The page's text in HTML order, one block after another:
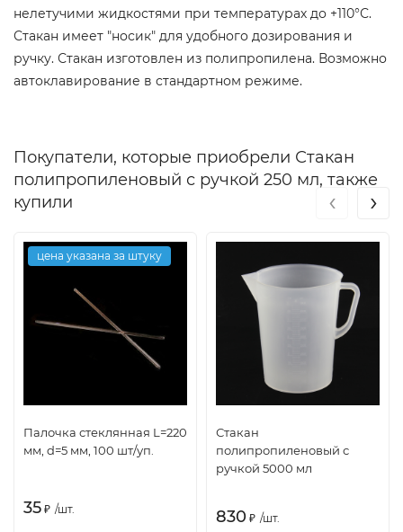
нелетучими жидкостями при температурах до +110°С.
Стакан имеет "носик" для удобного дозирования и
ручку. Стакан изготовлен из полипропилена. Возможно
автоклавирование в стандартном режиме.
Покупатели, которые приобрели Стакан
полипропиленовый с ручкой 250 мл, также
купили
цена указана за штуку
Палочка стеклянная L=220
мм, d=5 мм, 100 шт/уп.
35 ₽ /шт.
Стакан
полипропиленовый с
ручкой 5000 мл
830 ₽ /шт.
‹ ›